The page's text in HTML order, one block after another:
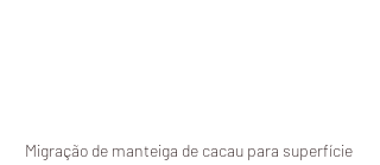
Migração de manteiga de cacau para superfície